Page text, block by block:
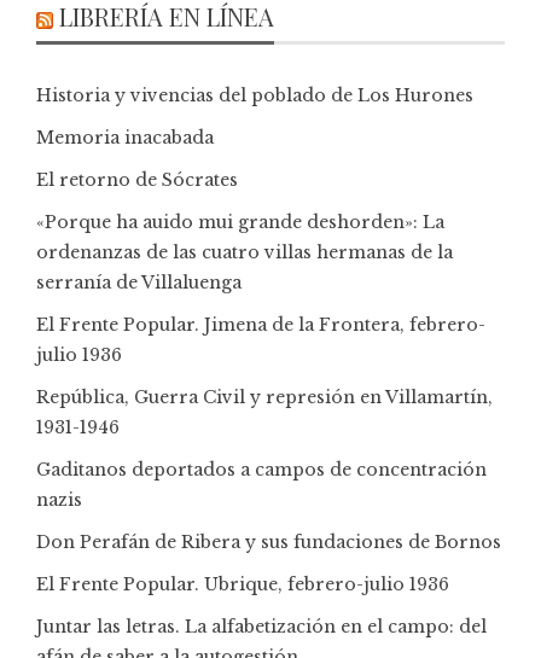
LIBRERÍA EN LÍNEA
Historia y vivencias del poblado de Los Hurones
Memoria inacabada
El retorno de Sócrates
«Porque ha auido mui grande deshorden»: La
ordenanzas de las cuatro villas hermanas de la
serranía de Villaluenga
El Frente Popular. Jimena de la Frontera, febrero-
julio 1936
República, Guerra Civil y represión en Villamartín,
1931-1946
Gaditanos deportados a campos de concentración
nazis
Don Perafán de Ribera y sus fundaciones de Bornos
El Frente Popular. Ubrique, febrero-julio 1936
Juntar las letras. La alfabetización en el campo: del